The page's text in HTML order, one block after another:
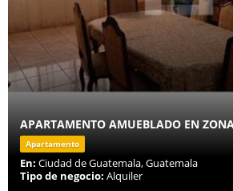
APARTAMENTO AMUEBLADO EN
Apartamento
En: Ciudad de Guatemala, Guatemala
Tipo de negocio: Alquiler